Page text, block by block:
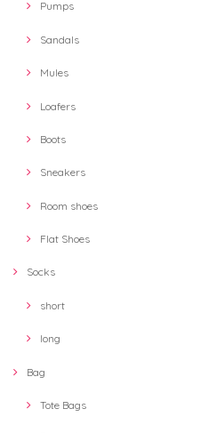
Pumps
Sandals
Mules
Loafers
Boots
Sneakers
Room shoes
Flat Shoes
Socks
short
long
Bag
Tote Bags